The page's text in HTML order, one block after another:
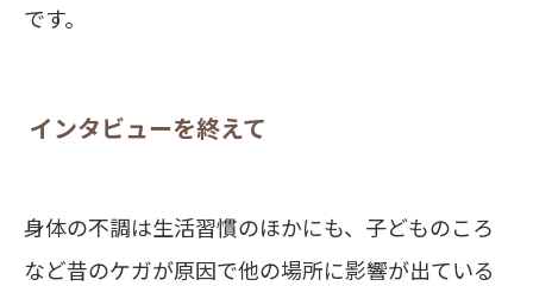
です。
インタビューを終えて
身体の不調は生活習慣のほかにも、子どものころ
など昔のケガが原因で他の場所に影響が出ている